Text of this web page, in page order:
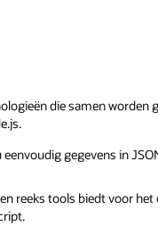
die samen
gegevens in
reeks tools biedt voor